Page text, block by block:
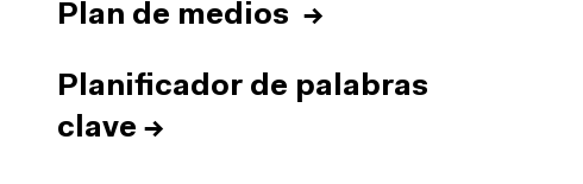
Plan de medios →
Planificador de palabras
clave →